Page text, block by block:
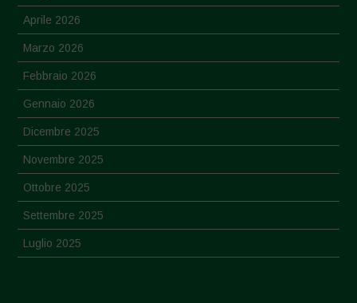
Aprile 2026
Marzo 2026
Febbraio 2026
Gennaio 2026
Dicembre 2025
Novembre 2025
Ottobre 2025
Settembre 2025
Luglio 2025